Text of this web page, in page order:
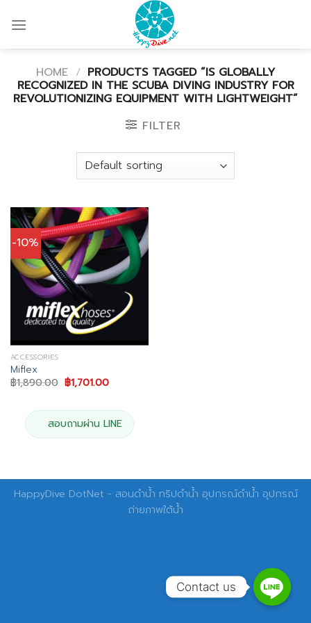
HOME / PRODUCTS TAGGED “IS GLOBALLY
RECOGNIZED IN THE SCUBA DIVING INDUSTRY FOR
REVOLUTIONIZING EQUIPMENT WITH LIGHTWEIGHT”
FILTER
-10%
ACCESSORIES
Miflex
฿1,890.00 Original
price
฿1,890.00.
฿1,701.00Current
฿1,701.00.
สอบถามผ่าน LINE
HappyDive DotNet - สอนดำน้ำ ทริปดำน้ำ อุปกรณ์ดำน้ำ อุปกรณ์
ถ่ายภาพใต้น้ำ
Contact us